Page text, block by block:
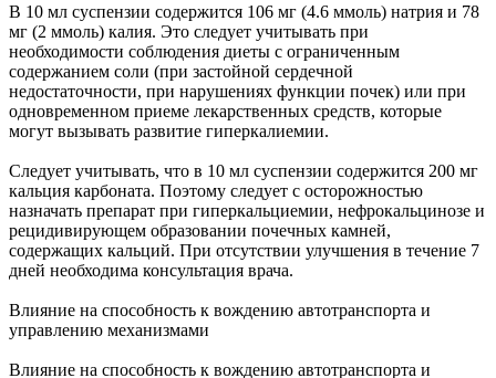
В 10 мл суспензии содержится 106 мг (4.6 ммоль) натрия и 78
мг (2 ммоль) калия. Это следует учитывать при
необходимости соблюдения диеты с ограниченным
содержанием соли (при застойной сердечной
недостаточности, при нарушениях функции почек) или при
одновременном приеме лекарственных средств, которые
могут вызывать развитие гиперкалиемии.
Следует учитывать, что в 10 мл суспензии содержится 200 мг
кальция карбоната. Поэтому следует с осторожностью
назначать препарат при гиперкальциемии, нефрокальцинозе и
рецидивирующем образовании почечных камней,
содержащих кальций. При отсутствии улучшения в течение 7
дней необходима консультация врача.
Влияние на способность к вождению автотранспорта и
управлению механизмами
Влияние на способность к вождению автотранспорта и